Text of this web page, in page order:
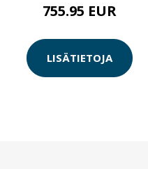
755.95 EUR
LISÄTIETOJA